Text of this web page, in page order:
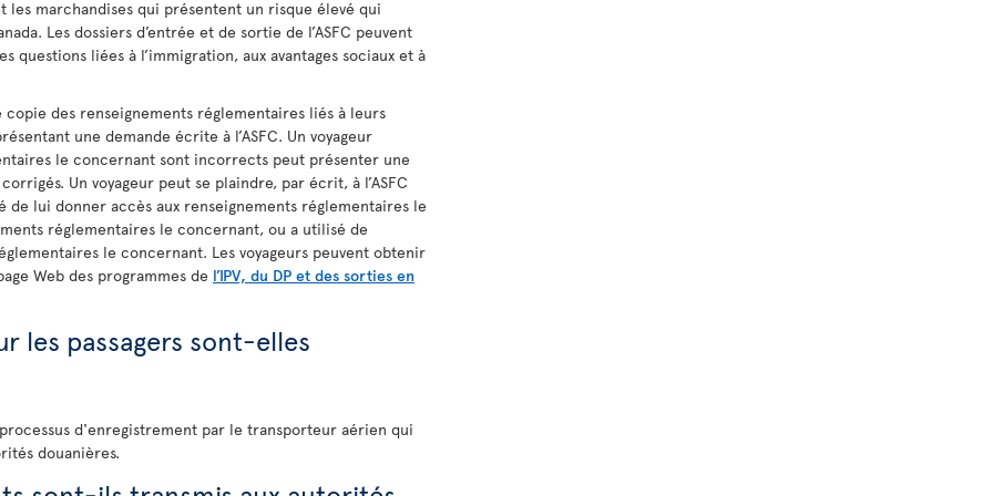
marchandises qui présentent un risque élevé qui
Les dossiers d’entrée et de sortie de l’ASFC peuvent
questions liées à l’immigration, aux avantages sociaux et à
copie des renseignements réglementaires liés à leurs
une demande écrite à l’ASFC. Un voyageur
le concernant sont incorrects peut présenter une
Un voyageur peut se plaindre, par écrit, à l’ASFC
de lui donner accès aux renseignements réglementaires le
réglementaires le concernant, ou a utilisé de
le concernant. Les voyageurs peuvent obtenir
Web des programmes de l’IPV, du DP et des sorties en
les passagers sont-elles
d'enregistrement par le transporteur aérien qui
douanières.